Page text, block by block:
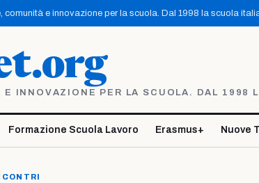
comunità e innovazione per la scuola. Dal 1998 la scuola
E INNOVAZIONE PER LA SCUOLA. DAL 1998
Formazione Scuola Lavoro Erasmus+ Nuove